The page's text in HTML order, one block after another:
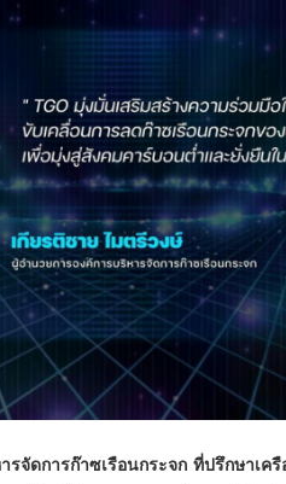
จัดการก๊าซเรือนกระจก ที่ปรึกษาเค